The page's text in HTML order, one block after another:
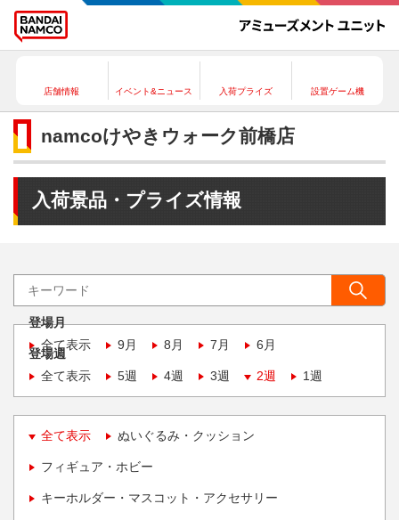
店舗情報 イベント&ニュース 入荷プライズ 設置ゲーム機
namcoけやきウォーク前橋店
入荷景品・プライズ情報
登場月
全て表示
9月 8月 7月 6月
登場週
全て表示
5週 4週 3週 2週 1週
全て表示 ぬいぐるみ・クッション
フィギュア・ホビー
キーホルダー・マスコット・アクセサリー